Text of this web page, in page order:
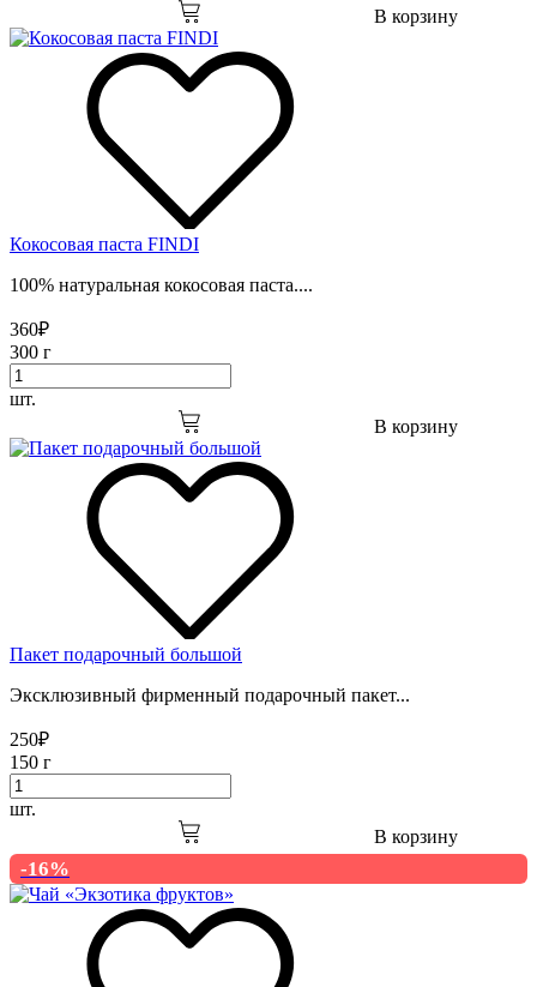
В корзину
Кокосовая паста FINDI
100% натуральная кокосовая паста....
360₽
300 г
шт.
В корзину
Пакет подарочный большой
Эксклюзивный фирменный подарочный пакет...
250₽
150 г
шт.
В корзину
-16%